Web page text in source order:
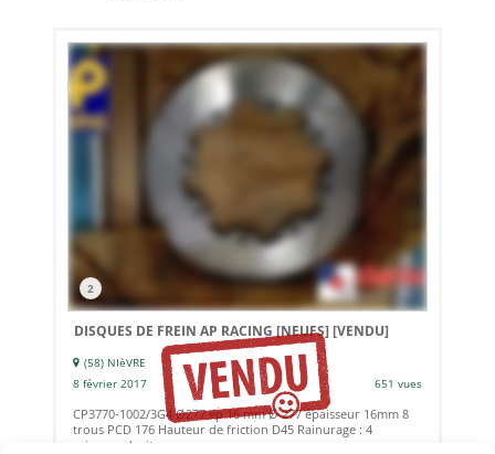
2
DISQUES DE FREIN AP RACING [NEUFS] [VENDU]
(58) NIèVRE
8 février 2017
651 vues
CP3770-1002/3G4 Ø277 ep 16 mm Ø 277 épaisseur 16mm 8
trous PCD 176 Hauteur de friction D45 Rainurage : 4
rainures droites